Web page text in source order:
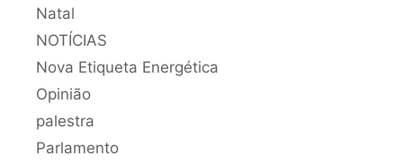
Natal
NOTÍCIAS
Nova Etiqueta Energética
Opinião
palestra
Parlamento